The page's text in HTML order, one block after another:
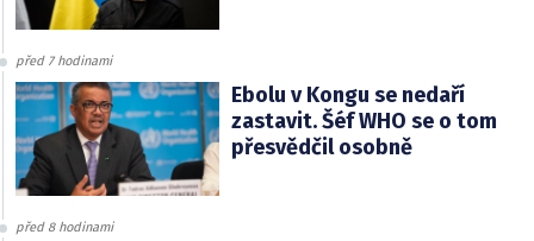
před 7 hodinami
Ebolu v Kongu se nedaří
zastavit. Šéf WHO se o tom
přesvědčil osobně
před 8 hodinami